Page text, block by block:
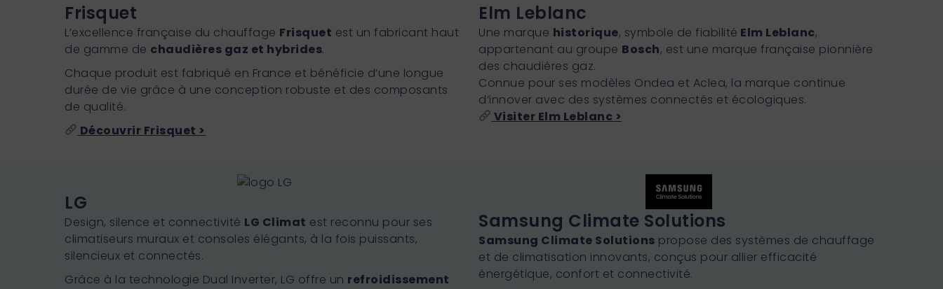
Frisquet
L’excellence française du chauffage Frisquet est un fabricant haut
de gamme de chaudières gaz et hybrides.
Chaque produit est fabriqué en France et bénéficie d’une longue
durée de vie grâce à une conception robuste et des composants
de qualité.
Découvrir Frisquet >
Elm Leblanc
Une marque historique, symbole de fiabilité Elm Leblanc,
appartenant au groupe Bosch, est une marque française pionnière
des chaudières gaz.
Connue pour ses modèles Ondea et Aclea, la marque continue
d’innover avec des systèmes connectés et écologiques.
Visiter Elm Leblanc >
LG
Design, silence et connectivité LG Climat est reconnu pour ses
climatiseurs muraux et consoles élégants, à la fois puissants,
silencieux et connectés.
Grâce à la technologie Dual Inverter, LG offre un refroidissement
Samsung Climate Solutions
Samsung Climate Solutions propose des systèmes de chauffage
et de climatisation innovants, conçus pour allier efficacité
énergétique, confort et connectivité.